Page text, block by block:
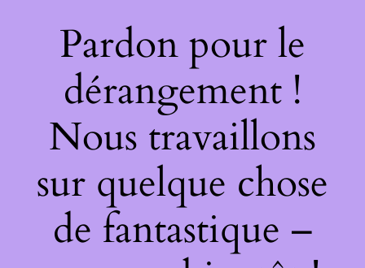
Pardon pour le
dérangement !
Nous travaillons
sur quelque chose
de fantastique –